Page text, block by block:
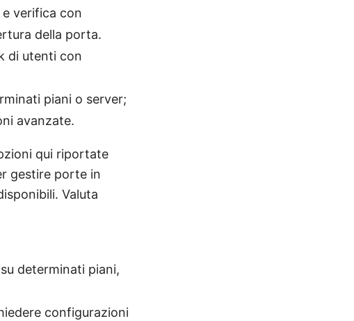
verifica con
della porta.
di utenti con
piani o server;
avanzate.
qui riportate
gestire porte in
Valuta
determinati piani,
configurazioni